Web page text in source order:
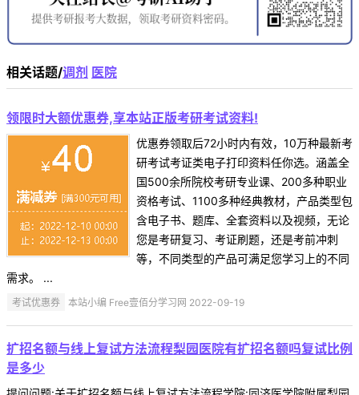
相关话题/调剂 医院
领限时大额优惠券,享本站正版考研考试资料!
优惠券领取后72小时内有效，10万种最新考
研考试考证类电子打印资料任你选。涵盖全
国500余所院校考研专业课、200多种职业
资格考试、1100多种经典教材，产品类型包
含电子书、题库、全套资料以及视频，无论
您是考研复习、考证刷题，还是考前冲刺
等，不同类型的产品可满足您学习上的不同
需求。 ...
考试优惠券 本站小编 Free壹佰分学习网 2022-09-19
扩招名额与线上复试方法流程梨园医院有扩招名额吗复试比例
是多少